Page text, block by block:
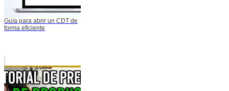
Guía para abrir un CDT de
forma eficiente